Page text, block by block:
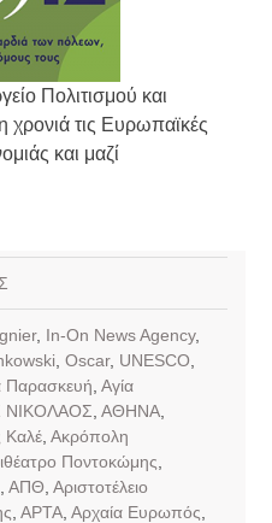
Πολιτισμού και
χρονιά τις Ευρωπαϊκές
και μαζί
, In-On News Agency,
Oscar, UNESCO
Παρασκευή Αγία
ΝΙΚΟΛΑΟΣ ΑΘΗΝΑ,
Καλέ, Ακρόπολη
Ποντοκώμης
ΑΠΘ Αριστοτέλειο
ΑΡΤΑ, Αρχαία Ευρωπός